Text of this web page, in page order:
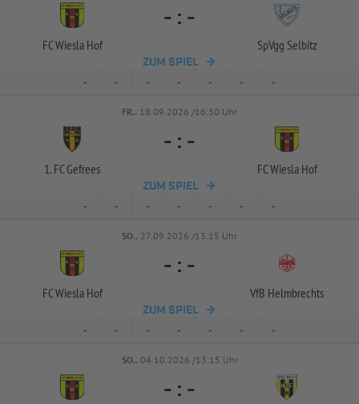
FC Wiesla Hof
- : -
SpVgg Selbitz
ZUM SPIEL
- - - - - - -
FR.. 18.09.2026 /16:30 Uhr
1. FC Gefrees
- : -
FC Wiesla Hof
ZUM SPIEL
- - - - - - -
SO.. 27.09.2026 /13:15 Uhr
FC Wiesla Hof
- : -
VfB Helmbrechts
ZUM SPIEL
- - - - - - -
SO.. 04.10.2026 /13:15 Uhr
- : -